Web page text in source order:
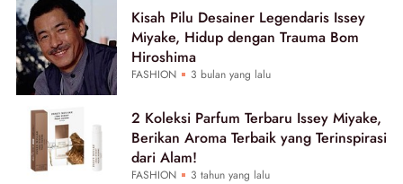
Kisah Pilu Desainer Legendaris Issey
Miyake, Hidup dengan Trauma Bom
Hiroshima
FASHION 3 bulan yang lalu
2 Koleksi Parfum Terbaru Issey Miyake,
Berikan Aroma Terbaik yang Terinspirasi
dari Alam!
FASHION 3 tahun yang lalu